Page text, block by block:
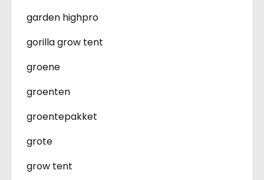
garden highpro
gorilla grow tent
groene
groenten
groentepakket
grote
grow tent